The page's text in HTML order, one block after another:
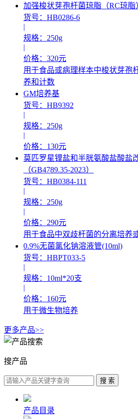
加强梭状芽孢杆菌琼脂（RC琼脂
货号：HB0286-6
|
规格：250g
|
价格：320元
用于食品或病理样本中梭状芽孢
养和计数
GM培养基
货号：HB9392
|
规格：250g
|
价格：130元
莫匹罗星锂盐和半胱氨酸盐酸盐
（GB4789.35-2023）
货号：HB0384-111
|
规格：250g
|
价格：290元
用于食品中双歧杆菌的分离培养
0.9%无菌氯化钠溶液管(10ml)
货号：HBPT033-5
|
规格：10ml*20支
|
价格：160元
用于微生物培养
更多产品>>
搜产品
产品目录